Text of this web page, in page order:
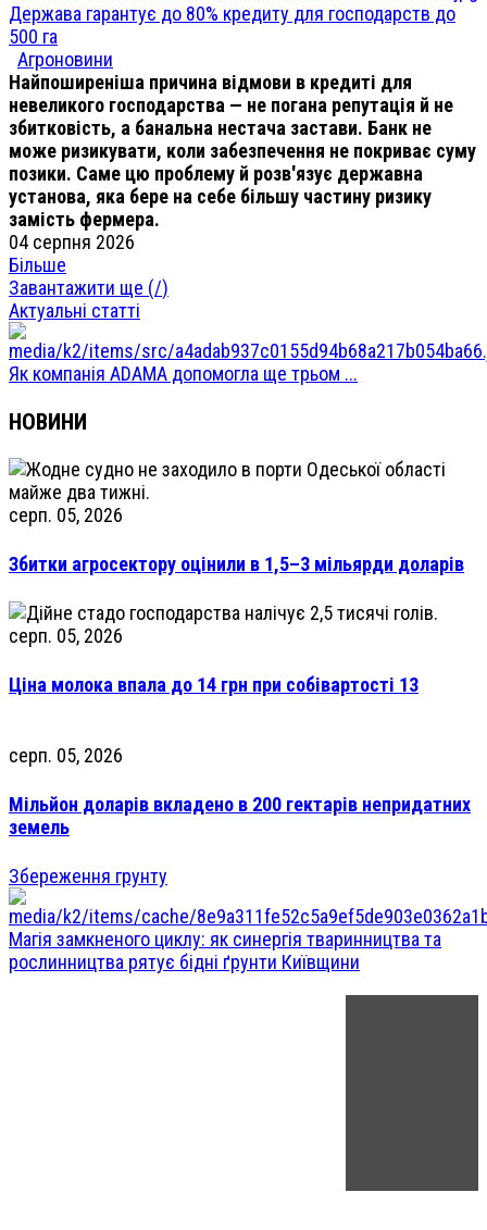
Держава гарантує до 80% кредиту для господарств до
500 га
Агроновини
Найпоширеніша причина відмови в кредиті для
невеликого господарства — не погана репутація й не
збитковість, а банальна нестача застави. Банк не
може ризикувати, коли забезпечення не покриває суму
позики. Саме цю проблему й розв'язує державна
установа, яка бере на себе більшу частину ризику
замість фермера.
04 серпня 2026
Більше
Завантажити ще (/)
Актуальні статті
Як компанія ADAMA допомогла ще трьом ...
НОВИНИ
серп. 05, 2026
Збитки агросектору оцінили в 1,5–3 мільярди доларів
серп. 05, 2026
Ціна молока впала до 14 грн при собівартості 13
серп. 05, 2026
Мільйон доларів вкладено в 200 гектарів непридатних
земель
Збереження грунту
Магія замкненого циклу: як синергія тваринництва та
рослинництва рятує бідні ґрунти Київщини